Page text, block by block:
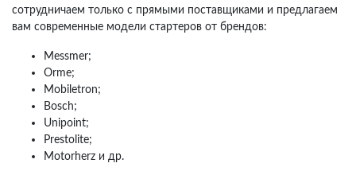
сотрудничаем только с прямыми поставщиками и предлагаем
вам современные модели стартеров от брендов:
Messmer;
Orme;
Mobiletron;
Bosch;
Unipoint;
Prestolite;
Motorherz и др.